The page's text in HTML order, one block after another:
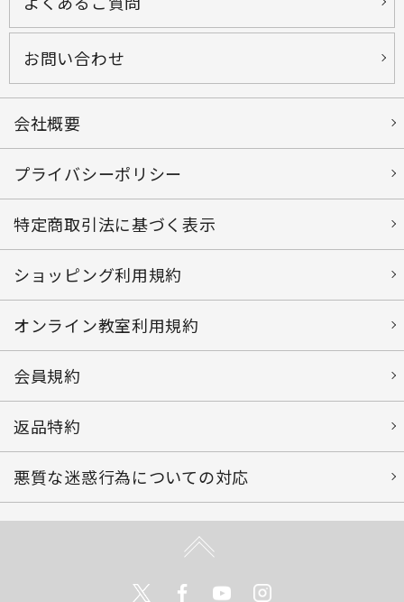
お問い合わせ
会社概要
プライバシーポリシー
特定商取引法に基づく表示
ショッピング利用規約
オンライン教室利用規約
会員規約
返品特約
悪質な迷惑行為についての対応
TwitterFacebookYoutube